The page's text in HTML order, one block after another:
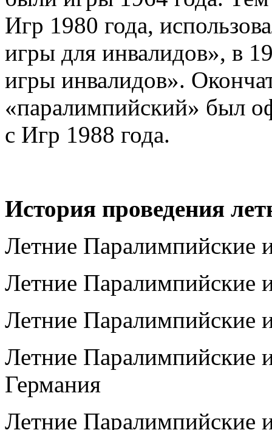
Игр 1980 года,
игры для инвалидов», в
игры инвалидов».
«паралимпийский» был
с Игр 1988 года.
История проведения
Летние Паралимпийские
Летние Паралимпийские
Летние Паралимпийские
Летние Паралимпийские
Германия
Летние Паралимпийские